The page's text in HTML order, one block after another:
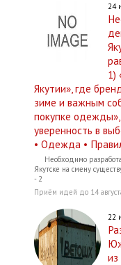
24
1)
Якутии», где
зиме и важным
покупке
уверенность в
• Одежда •
Необходимо
Якутске на смену
- 2
Приём идей до 14
22
из